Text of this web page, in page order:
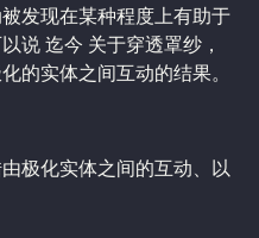
发现在某种程度上有助于
说 迄今 关于穿透罩纱，
的实体之间互动的结果。
极化实体之间的互动、以